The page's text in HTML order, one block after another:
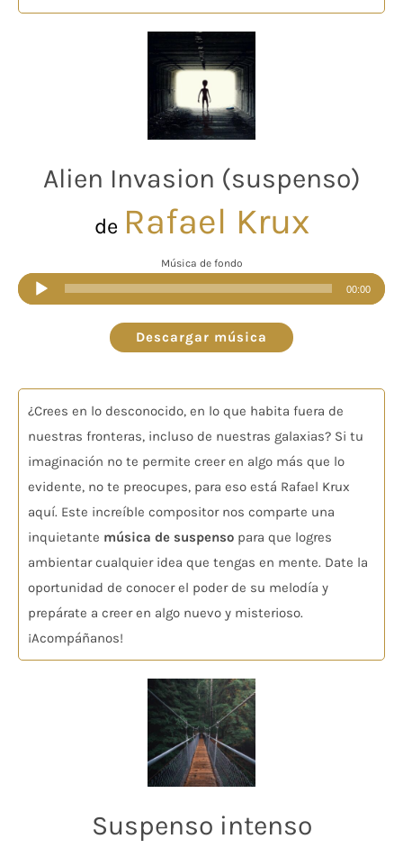
Alien Invasion (suspenso)
de Rafael Krux
Música de fondo
Reproductor
de
audio
00:00
Descargar música
¿Crees en lo desconocido, en lo que habita fuera de
nuestras fronteras, incluso de nuestras galaxias? Si tu
imaginación no te permite creer en algo más que lo
evidente, no te preocupes, para eso está Rafael Krux
aquí. Este increíble compositor nos comparte una
inquietante música de suspenso para que logres
ambientar cualquier idea que tengas en mente. Date la
oportunidad de conocer el poder de su melodía y
prepárate a creer en algo nuevo y misterioso.
¡Acompáñanos!
Suspenso intenso